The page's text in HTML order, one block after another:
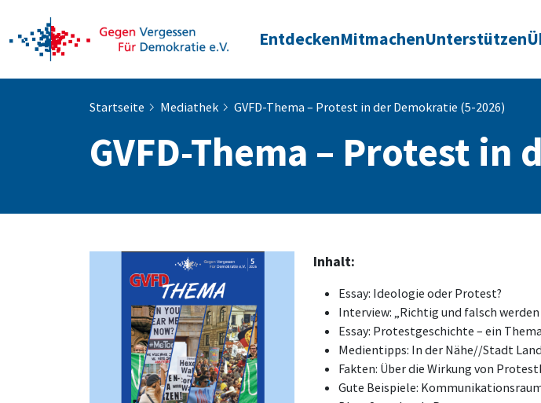
EntdeckenMitmachenUnterstützen
Startseite Mediathek GVFD-Thema – Protest in der Demokratie (5-2026)
GVFD-Thema – Protest
Inhalt:
Essay: Ideologie oder Protest?
Interview: „Richtig und falsch
Essay: Protestgeschichte – ein
Medientipps: In der Nähe//Stadt
Fakten: Über die Wirkung von
Gute Beispiele: